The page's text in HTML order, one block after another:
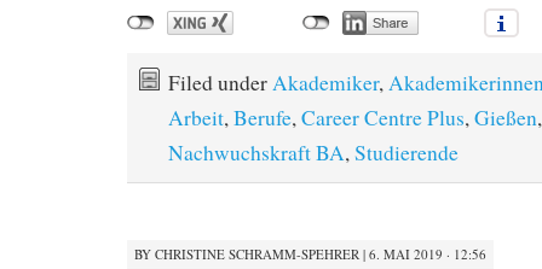
Filed under Akademiker,
Arbeit, Berufe, Career Centre Plus, Gießen
Nachwuchskraft BA, Studierende
BY CHRISTINE SCHRAMM-SPEHRER | 6. MAI 2019 · 12:56